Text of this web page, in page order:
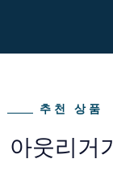
추천 상품
아웃리